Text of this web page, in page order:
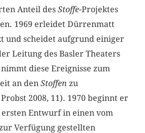
Anteil desStoffe-Projektes
1969 erleidet Dürrenmatt
und scheidet aufgrund einiger
Leitung des Basler Theaters
diese Ereignisse zum
an denStoffen zu
2008, 11). 1970 beginnt er
Entwurf in einen vom
Verfügung gestellten